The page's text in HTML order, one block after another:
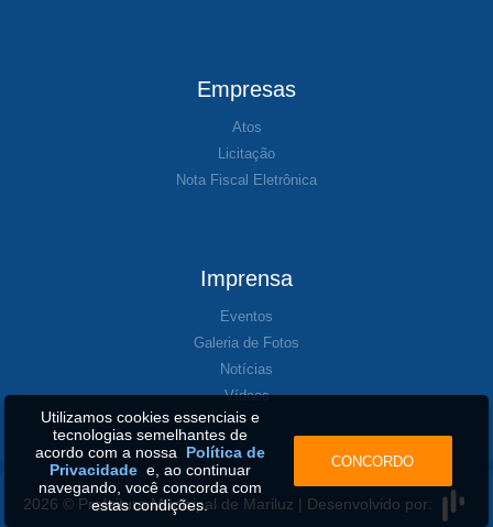
Empresas
Atos
Licitação
Nota Fiscal Eletrônica
Imprensa
Eventos
Galeria de Fotos
Notícias
Vídeos
2026 © Prefeitura Municipal de Mariluz | Desenvolvido por:
Utilizamos cookies essenciais e
tecnologias semelhantes de
acordo com a nossa Política de
Privacidadee, ao continuar
navegando, você concorda com
estas condições.
CONCORDO